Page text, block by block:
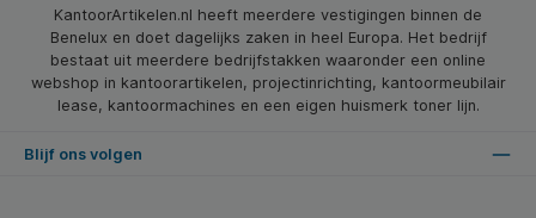
KantoorArtikelen.nl heeft meerdere vestigingen binnen de
Benelux en doet dagelijks zaken in heel Europa. Het bedrijf
bestaat uit meerdere bedrijfstakken waaronder een online
webshop in kantoorartikelen, projectinrichting, kantoormeubilair
lease, kantoormachines en een eigen huismerk toner lijn.
Blijf ons volgen